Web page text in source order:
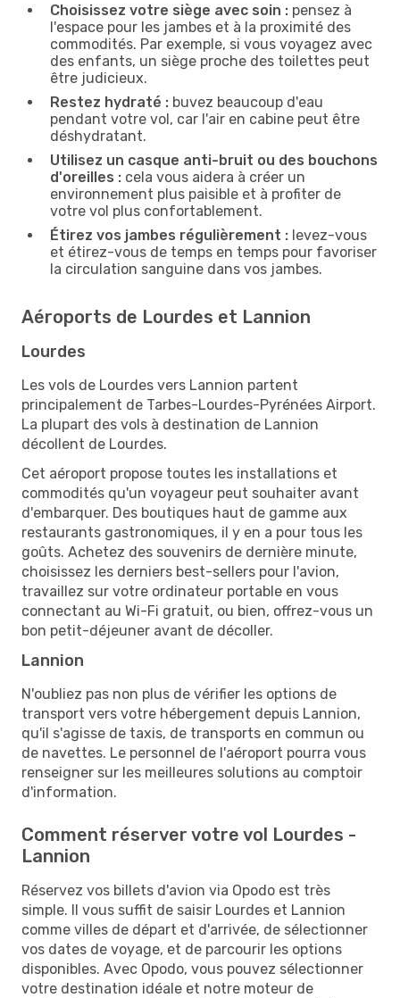
Choisissez votre siège avec soin : pensez à
l'espace pour les jambes et à la proximité des
commodités. Par exemple, si vous voyagez avec
des enfants, un siège proche des toilettes peut
être judicieux.
Restez hydraté : buvez beaucoup d'eau
pendant votre vol, car l'air en cabine peut être
déshydratant.
Utilisez un casque anti-bruit ou des bouchons
d'oreilles : cela vous aidera à créer un
environnement plus paisible et à profiter de
votre vol plus confortablement.
Étirez vos jambes régulièrement : levez-vous
et étirez-vous de temps en temps pour favoriser
la circulation sanguine dans vos jambes.
Aéroports de Lourdes et Lannion
Lourdes
Les vols de Lourdes vers Lannion partent
principalement de Tarbes-Lourdes-Pyrénées Airport.
La plupart des vols à destination de Lannion
décollent de Lourdes.
Cet aéroport propose toutes les installations et
commodités qu'un voyageur peut souhaiter avant
d'embarquer. Des boutiques haut de gamme aux
restaurants gastronomiques, il y en a pour tous les
goûts. Achetez des souvenirs de dernière minute,
choisissez les derniers best-sellers pour l'avion,
travaillez sur votre ordinateur portable en vous
connectant au Wi-Fi gratuit, ou bien, offrez-vous un
bon petit-déjeuner avant de décoller.
Lannion
N'oubliez pas non plus de vérifier les options de
transport vers votre hébergement depuis Lannion,
qu'il s'agisse de taxis, de transports en commun ou
de navettes. Le personnel de l'aéroport pourra vous
renseigner sur les meilleures solutions au comptoir
d'information.
Comment réserver votre vol Lourdes -
Lannion
Réservez vos billets d'avion via Opodo est très
simple. Il vous suffit de saisir Lourdes et Lannion
comme villes de départ et d'arrivée, de sélectionner
vos dates de voyage, et de parcourir les options
disponibles. Avec Opodo, vous pouvez sélectionner
votre destination idéale et notre moteur de